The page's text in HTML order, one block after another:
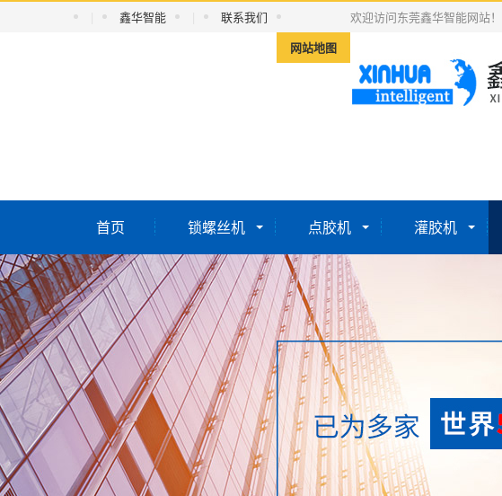
鑫华智能
联系我们
网站地图
欢迎访问东莞鑫华智能网站！
首页 锁螺丝机 点胶机 灌胶机